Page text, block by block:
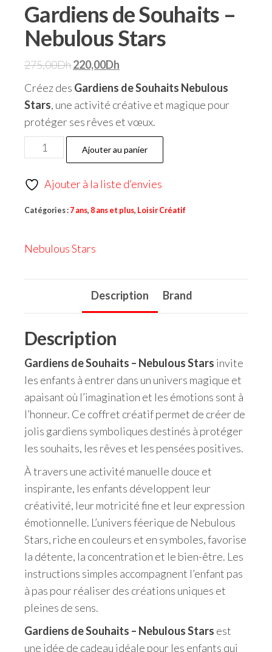
Gardiens de Souhaits –
Nebulous Stars
275,00Dh220,00Dh
Créez des Gardiens de Souhaits Nebulous
Stars, une activité créative et magique pour
protéger ses rêves et vœux.
Ajouter au panier
Ajouter à la liste d’envies
Catégories : 7 ans, 8 ans et plus, Loisir Créatif
Nebulous Stars
Description Brand
Description
Gardiens de Souhaits – Nebulous Stars invite
les enfants à entrer dans un univers magique et
apaisant où l’imagination et les émotions sont à
l’honneur. Ce coffret créatif permet de créer de
jolis gardiens symboliques destinés à protéger
les souhaits, les rêves et les pensées positives.
À travers une activité manuelle douce et
inspirante, les enfants développent leur
créativité, leur motricité fine et leur expression
émotionnelle. L’univers féerique de Nebulous
Stars, riche en couleurs et en symboles, favorise
la détente, la concentration et le bien-être. Les
instructions simples accompagnent l’enfant pas
à pas pour réaliser des créations uniques et
pleines de sens.
Gardiens de Souhaits – Nebulous Stars est
une idée de cadeau idéale pour les enfants qui